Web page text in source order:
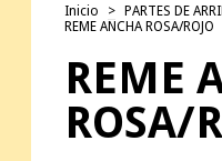
Inicio > PARTES DE
REME ANCHA ROSA/ROJO
REME
ROSA/